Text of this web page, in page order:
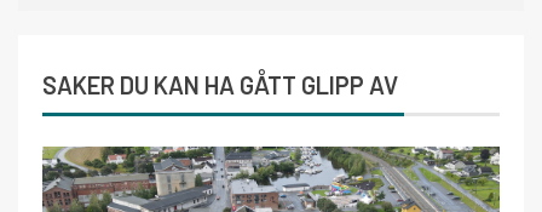
SAKER DU KAN HA GÅTT GLIPP AV